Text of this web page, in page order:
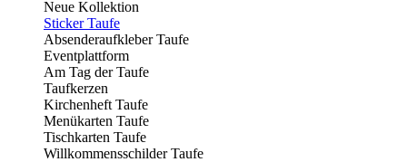
Neue Kollektion
Sticker Taufe
Absenderaufkleber Taufe
Eventplattform
Am Tag der Taufe
Taufkerzen
Kirchenheft Taufe
Menükarten Taufe
Tischkarten Taufe
Willkommensschilder Taufe